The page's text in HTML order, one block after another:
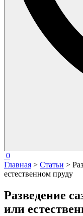
0
Главная > Статьи >
естественном пруду
Разведение
или